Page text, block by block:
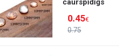
caurspīdīgs
0.75
0.45€